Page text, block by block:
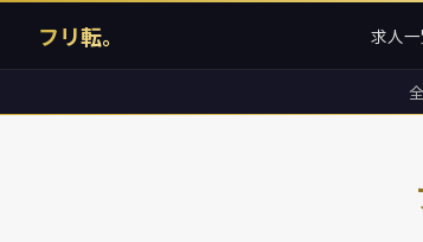
フリ転。 求人